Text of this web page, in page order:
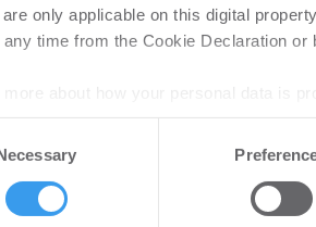
only applicable on this digital
time from the Cookie Declaration
cookies to personalise content and
that you’ve provided to them
setzt
Druck
Hitze wird zum Risiko für
IT-Systeme treiben den ...